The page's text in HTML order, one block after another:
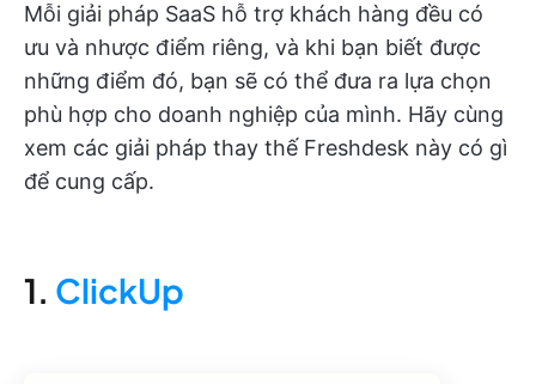
Mỗi giải pháp SaaS hỗ trợ khách hàng đều có
ưu và nhược điểm riêng, và khi bạn biết được
những điểm đó, bạn sẽ có thể đưa ra lựa chọn
phù hợp cho doanh nghiệp của mình. Hãy cùng
xem các giải pháp thay thế Freshdesk này có gì
để cung cấp.
1. ClickUp